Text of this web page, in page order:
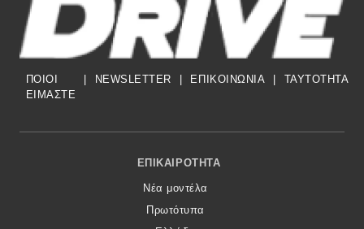
ΠΟΙΟΙ
ΕΙΜΑΣΤΕ
NEWSLETTER ΕΠΙΚΟΙΝΩΝΙΑ TAYTOTHTA
Footer Menu
ΕΠΙΚΑΙΡΌΤΗΤΑ
Νέα μοντέλα
Πρωτότυπα